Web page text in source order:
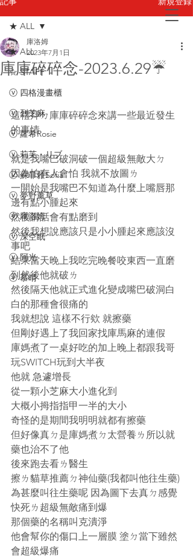
お問い合わせ
★ ALL
☆ STAFF
ⓥ 四格漫畫櫃
ⓥ 烈芝麻
ⓥ 蘿希Rosie
ⓥ 莉芙・リブ
ⓥ 蘇菲蕥Sofia
ⓥ 夢野薰草
ⓥ 庫洛姆
ⓥ 深空眠
ⓥ 阿光
ⓥ 慕晴
★ ALL
庫庫碎碎念-2023.6.29☔️
庫洛姆
2023年7月1日
這禮拜ㄉ庫庫碎碎念來講一些最近發生
的事情
就是我嘴巴破洞破一個超級無敵大ㄉ
因為怕有人會怕 我就不放圖ㄌ
一開始是我嘴巴不知道為什麼上嘴唇那
邊有點小腫起來
然後講話會有點磨到
然後我想說應該只是小小腫起來應該沒
事吧
結果當天晚上我吃完晚餐咬東西一直磨
到然後他就破ㄌ
然後隔天他就正式進化變成嘴巴破洞白
白的那種會很痛的
我就想說 這樣不行欸 就擦藥
但剛好遇上了我回家找庫馬麻的連假
庫媽煮了一桌好吃的加上晚上都跟我哥
玩SWITCH玩到大半夜
他就 急遽增長
從一顆小芝麻大小進化到
大概小拇指指甲一半的大小
奇怪的是期間我明明就都有擦藥
但好像真ㄉ是庫媽煮ㄉ太營養ㄌ所以就
藥也治不了他
後來跑去看ㄌ醫生
擦ㄌ貓草推薦ㄉ神仙藥(我都叫他往生藥)
為甚麼叫往生藥呢 因為圖下去真ㄉ感覺
快死ㄌ超級無敵痛到爆
那個藥的名稱叫克潰淨
他會幫你的傷口上一層膜 塗ㄉ當下雖然
會超級爆痛